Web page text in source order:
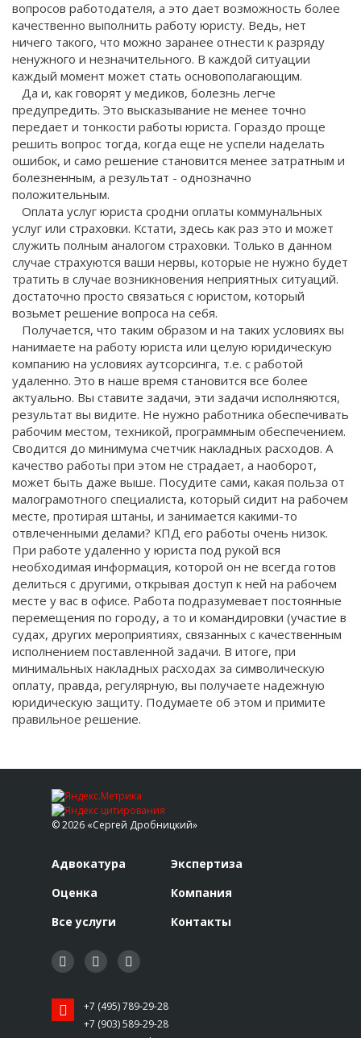
вопросов работодателя, а это дает возможность более
качественно выполнить работу юристу. Ведь, нет
ничего такого, что можно заранее отнести к разряду
ненужного и незначительного. В каждой ситуации
каждый момент может стать основополагающим.
Да и, как говорят у медиков, болезнь легче
предупредить. Это высказывание не менее точно
передает и тонкости работы юриста. Гораздо проще
решить вопрос тогда, когда еще не успели наделать
ошибок, и само решение становится менее затратным и
болезненным, а результат - однозначно
положительным.
Оплата услуг юриста сродни оплаты коммунальных
услуг или страховки. Кстати, здесь как раз это и может
служить полным аналогом страховки. Только в данном
случае страхуются ваши нервы, которые не нужно будет
тратить в случае возникновения неприятных ситуаций.
достаточно просто связаться с юристом, который
возьмет решение вопроса на себя.
Получается, что таким образом и на таких условиях вы
нанимаете на работу юриста или целую юридическую
компанию на условиях аутсорсинга, т.е. с работой
удаленно. Это в наше время становится все более
актуально. Вы ставите задачи, эти задачи исполняются,
результат вы видите. Не нужно работника обеспечивать
рабочим местом, техникой, программным обеспечением.
Сводится до минимума счетчик накладных расходов. А
качество работы при этом не страдает, а наоборот,
может быть даже выше. Посудите сами, какая польза от
малограмотного специалиста, который сидит на рабочем
месте, протирая штаны, и занимается какими-то
отвлеченными делами? КПД его работы очень низок.
При работе удаленно у юриста под рукой вся
необходимая информация, которой он не всегда готов
делиться с другими, открывая доступ к ней на рабочем
месте у вас в офисе. Работа подразумевает постоянные
перемещения по городу, а то и командировки (участие в
судах, других мероприятиях, связанных с качественным
исполнением поставленной задачи. В итоге, при
минимальных накладных расходах за символическую
оплату, правда, регулярную, вы получаете надежную
юридическую защиту. Подумаете об этом и примите
правильное решение.
© 2026 «Сергей Дробницкий»
Адвокатура
Экспертиза
Оценка
Компания
Все услуги
Контакты
+7 (495) 789-29-28
+7 (903) 589-29-28